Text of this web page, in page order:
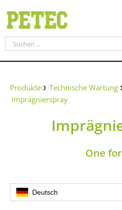
Inhalt
springen
Suche
nach:
Produkte Technische Wartung
Imprägnierspray
One
Deutsch